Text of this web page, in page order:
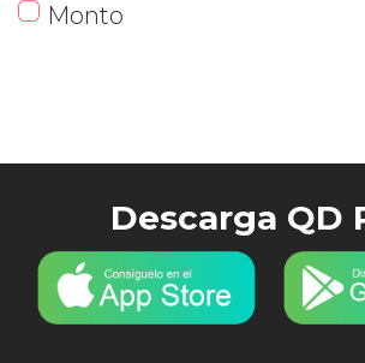
Monto
Descarga QD